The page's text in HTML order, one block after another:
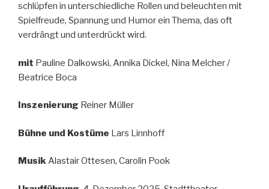
schlüpfen in unterschiedliche Rollen und beleuchten mit
Spielfreude, Spannung und Humor ein Thema, das oft
verdrängt und unterdrückt wird.
mit Pauline Dalkowski, Annika Dickel, Nina Melcher /
Beatrice Boca
Inszenierung Reiner Müller
Bühne und Kostüme Lars Linnhoff
MusikAlastair Ottesen, Carolin Pook